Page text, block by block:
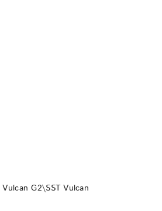
G2\SST Vulcan